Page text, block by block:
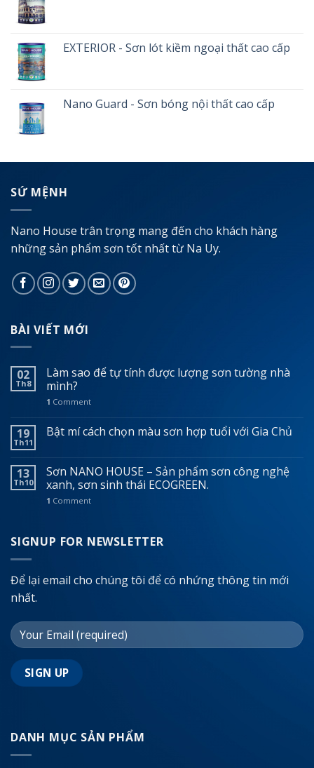
EXTERIOR - Sơn lót kiềm ngoại thất cao cấp
Nano Guard - Sơn bóng nội thất cao cấp
SỨ MỆNH
Nano House trân trọng mang đến cho khách hàng
những sản phẩm sơn tốt nhất từ Na Uy.
BÀI VIẾT MỚI
02
Th8
Làm sao để tự tính được lượng sơn tường nhà
mình?
1 Comment
19
Th11
Bật mí cách chọn màu sơn hợp tuổi với Gia Chủ
13
Th10
Sơn NANO HOUSE – Sản phẩm sơn công nghệ
xanh, sơn sinh thái ECOGREEN.
1 Comment
SIGNUP FOR NEWSLETTER
Để lại email cho chúng tôi để có nhứng thông tin mới
nhất.
DANH MỤC SẢN PHẨM